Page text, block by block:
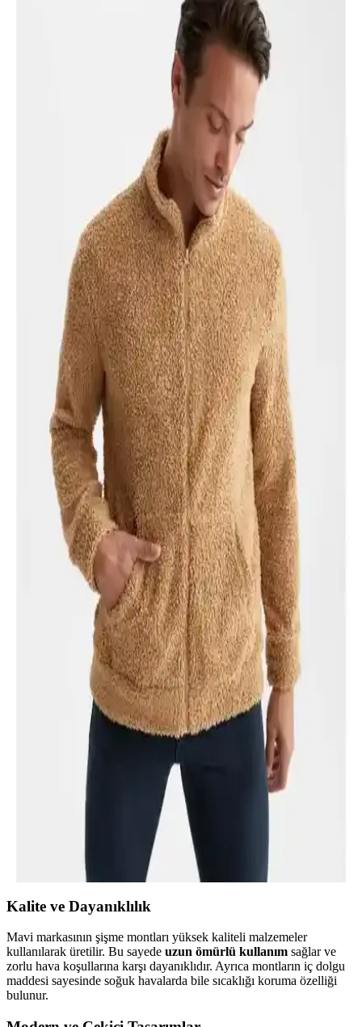
İki farklı erkek mont modeli, malzeme, tasarım ve kullanım
özellikleriyle detaylı karşılaştırıldı. Hafif, şık ve dayanıklı seçenekler,
mevsimlik ve soğuk havalara uygun alternatifler sunuyor.
Erkek Montları Karşılaştırması: Siyah Kapüşonlu
ve Haki Kolej Yaka Modelleri
Bu makalede, AVVA'nin siyah kapüşonlu montu ile River Club'un
haki kolej yaka montunu detaylı karşılaştırıyoruz, özelliklerini ve
kullanıcı yorumlarını inceleyerek en uygun seçimi yapmanıza
Lee Cooper James Erkek Lacivert Mont: Şıklık ve
Fonksiyonelliğin Birleşimi
Lee Cooper James lacivert erkek montu, şık tasarımı, dayanıklı
malzemeleri ve fonksiyonel özellikleriyle kış aylarında ideal bir
tercih sunar. Günlük ve özel kullanımlar için uygun, pratik cepleri ve
ısı yalıtımıyla öne çıkar.
Emay-D Erkek İç Kürklü Kapüşonlu Mont:
Modern ve Fonksiyonel Kış Giyim Seçeneği
Emay-D Erkek İç Kürklü Kapüşonlu Mont, şık ve kullanışlı
tasarımıyla soğuk havalarda üstün koruma sağlar. Çıkarılabilir
kapüşon ve yüksek ısı yalıtımıyla konfor sunar, günlük ve şehir
yaşamına uygun ideal bir kış montudur.
Jack & Jones Copenhag Puffer Montu Erkekler İçin
Fonksiyonel ve Şık Kış Giyim Ürünü
Jack & Jones Copenhag Puffer Mont, hafif, su geçirmez ve sıcak
tutan özellikleriyle erkekler için şık ve fonksiyonel bir kış giyim
ürünüdür. Modern tasarımıyla günlük ve outdoor kullanıma
Jack & Jones ve Sivaist Erkek Montları
Karşılaştırması: Özellikler ve Kullanıcı Yorumları
Jack & Jones'un hafif, suya dayanıklı montu ile Sivaist'in çok yönlü,
şık ve su-rüzgar geçirmez montunu detaylı karşılaştırıyoruz. Hangi
ürün sizin ihtiyaçlarınıza uygun?
Ixir Erkek Montleri Karşılaştırması: Lacivert Düz ve
Nakış Armalı Krem Modelleri
İki Ixir erkek montu modeli detaylı karşılaştırmasıyla, tasarım,
malzeme ve kullanım özellikleri hakkında bilgi veriyor. Hangi
montun ihtiyaçlarınıza uygun olduğunu keşfedin.
DeFacto Erkek Montları Karşılaştırması: Regular
Fit Dik Yaka ve Peluş Kürklü Şişme Mont
DeFacto'nun erkek mont koleksiyonundaki regular fit dik yaka ve
peluş kürklü şişme montların özellikleri, kullanıcı yorumları ve
kullanım alanları detaylı şekilde karşılaştırılıyor.
Kalite ve Dayanıklılık
Mavi markasının şişme montları yüksek kaliteli malzemeler
kullanılarak üretilir. Bu sayede uzun ömürlü kullanım sağlar ve
zorlu hava koşullarına karşı dayanıklıdır. Ayrıca montların iç dolgu
maddesi sayesinde soğuk havalarda bile sıcaklığı koruma özelliği
bulunur.